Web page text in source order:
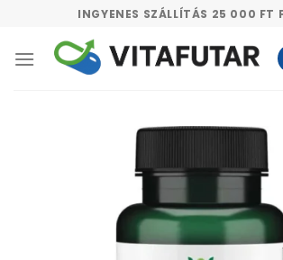
content
INGYENES SZÁLLÍTÁS 25 000 FT